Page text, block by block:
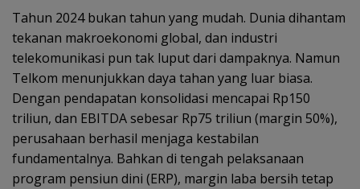
Tahun 2024 bukan tahun yang mudah. Dunia dihantam
tekanan makroekonomi global, dan industri
telekomunikasi pun tak luput dari dampaknya. Namun
Telkom menunjukkan daya tahan yang luar biasa.
Dengan pendapatan konsolidasi mencapai Rp150
triliun, dan EBITDA sebesar Rp75 triliun (margin 50%),
perusahaan berhasil menjaga kestabilan
fundamentalnya. Bahkan di tengah pelaksanaan
program pensiun dini (ERP), margin laba bersih tetap